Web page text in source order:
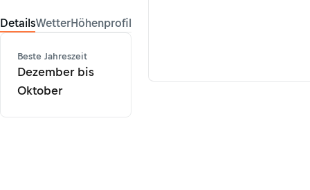
DetailsWetterHöhenprofil
Beste Jahreszeit
Dezember bis
Oktober